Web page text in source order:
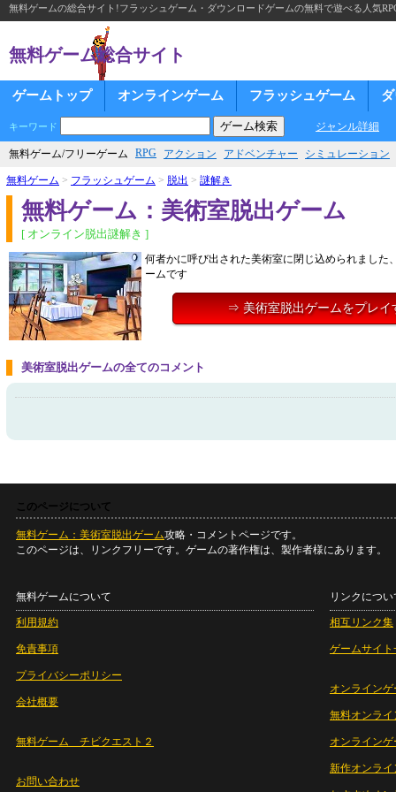
無料ゲームの総合サイト!フラッシュゲーム・ダウンロードゲームの無料で遊べる人気
無料ゲーム総合サイト
ゲームトップ オンラインゲーム フラッシュゲーム
キーワード ジャンル詳細
無料ゲーム/フリーゲーム RPG アクション アドベンチャー シミュレーション
無料ゲーム > フラッシュゲーム > 脱出 > 謎解き
無料ゲーム：美術室脱出ゲーム
[ オンライン脱出謎解き ]
何者かに呼び出された美術室に閉じ込められました
ームです
⇒ 美術室脱出ゲームをプレイ
美術室脱出ゲームの全てのコメント
このページについて
無料ゲーム：美術室脱出ゲーム攻略・コメントページです。
このページは、リンクフリーです。ゲームの著作権は、製作者様にあります。
無料ゲームについて
利用規約
免責事項
プライバシーポリシー
会社概要
無料ゲーム チビクエスト２
お問い合わせ
リンクについ
相互リンク集
ゲームサイト
オンラインゲ
無料オンライ
オンライン
新作オンライ